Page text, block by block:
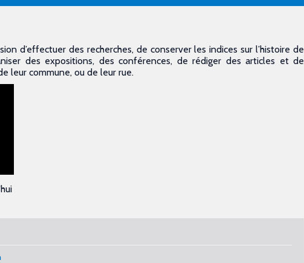
d’effectuer des recherches, de conserver les indices sur l’histoire de
des expositions, des conférences, de rédiger des articles et de
leur commune, ou de leur rue.